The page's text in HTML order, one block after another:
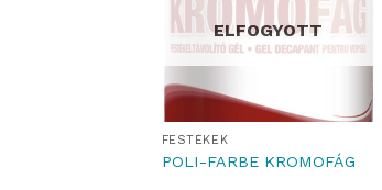
ELFOGYOTT
FESTÉKEK
POLI-FARBE KROMOFÁG